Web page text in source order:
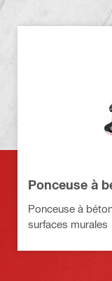
Ponceuse à
Ponceuse à
surfaces murales